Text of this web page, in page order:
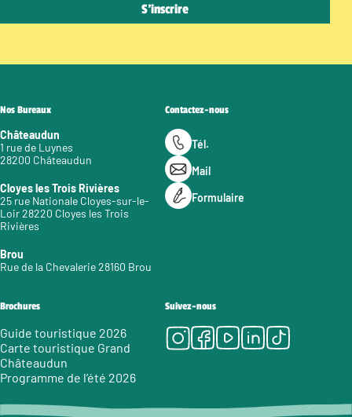
Nos Bureaux
Châteaudun
1 rue de Luynes
28200 Châteaudun
Cloyes les Trois Rivières
25 rue Nationale Cloyes-sur-le-
Loir 28220 Cloyes les Trois
Rivières
Brou
Rue de la Chevalerie 28160 Brou
Contactez-nous
Tél.
Mail
Formulaire
Brochures
Guide touristique 2026
Carte touristique Grand
Châteaudun
Programme de l’été 2026
Suivez-nous
Instagram
Facebook
Youtube
LinkedIn
Tiktok